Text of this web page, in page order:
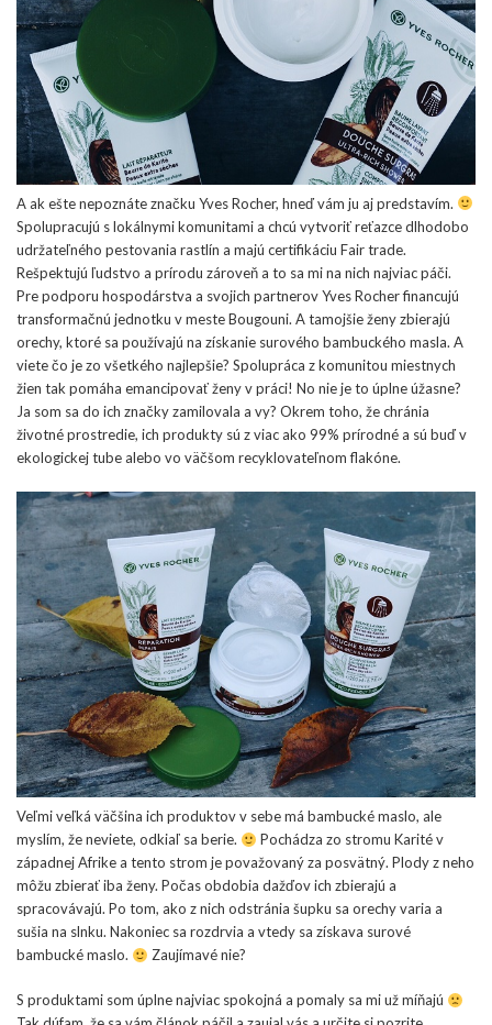
A ak ešte nepoznáte značku Yves Rocher, hneď vám ju aj predstavím.
Spolupracujú s lokálnymi komunitami a chcú vytvoriť reťazce dlhodobo
udržateľného pestovania rastlín a majú certifikáciu Fair trade.
Rešpektujú ľudstvo a prírodu zároveň a to sa mi na nich najviac páči.
Pre podporu hospodárstva a svojich partnerov Yves Rocher financujú
transformačnú jednotku v meste Bougouni. A tamojšie ženy zbierajú
orechy, ktoré sa používajú na získanie surového bambuckého masla. A
viete čo je zo všetkého najlepšie? Spolupráca z komunitou miestnych
žien tak pomáha emancipovať ženy v práci! No nie je to úplne úžasne?
Ja som sa do ich značky zamilovala a vy? Okrem toho, že chránia
životné prostredie, ich produkty sú z viac ako 99% prírodné a sú buď v
ekologickej tube alebo vo väčšom recyklovateľnom flakóne.
Veľmi veľká väčšina ich produktov v sebe má bambucké maslo, ale
myslím, že neviete, odkiaľ sa berie.
Pochádza zo stromu Karité v
západnej Afrike a tento strom je považovaný za posvätný. Plody z neho
môžu zbierať iba ženy. Počas obdobia dažďov ich zbierajú a
spracovávajú. Po tom, ako z nich odstránia šupku sa orechy varia a
sušia na slnku. Nakoniec sa rozdrvia a vtedy sa získava surové
bambucké maslo.
Zaujímavé nie?
S produktami som úplne najviac spokojná a pomaly sa mi už míňajú